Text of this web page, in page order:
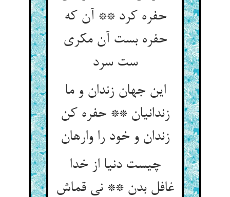
حفره کرد ** آن که
حفره بست آن مکری
ست سرد
این جهان زندان و ما
زندانیان ** حفره کن
چیست دنیا از خدا
غافل بدن ** نی قماش